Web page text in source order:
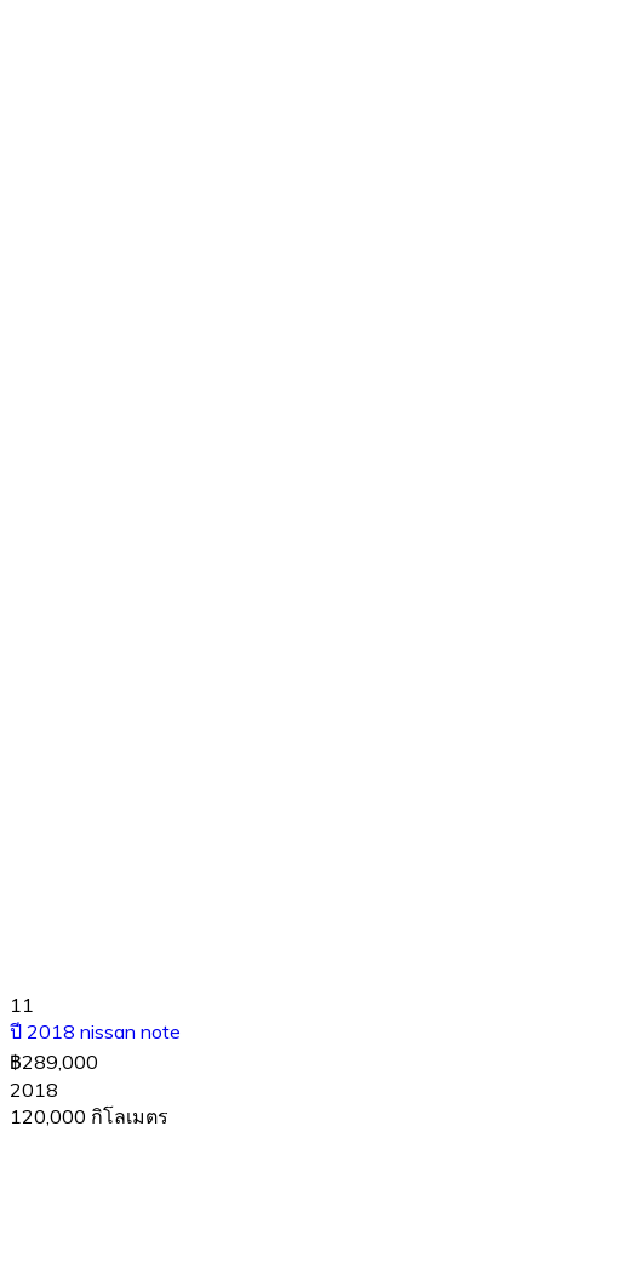
11
ปี 2018 nissan note
฿289,000
2018
120,000 กิโลเมตร